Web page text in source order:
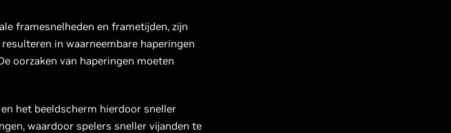
framesnelheden en frametijden, zijn
in waarneembare haperingen
oorzaken van haperingen moeten
het beeldscherm hierdoor sneller
waardoor spelers sneller vijanden te